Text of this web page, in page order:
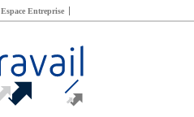
Espace Entreprise